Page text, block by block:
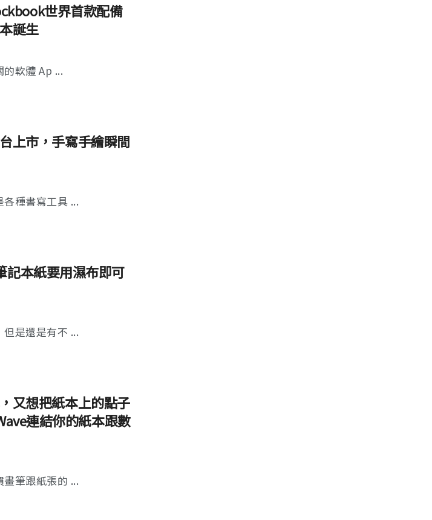
世界首款配備
誕生
軟體 Ap ...
上市，手寫手繪瞬間
種書寫工具 ...
本紙要用濕布即可
是還是有不 ...
又想把紙本上的點子
連結你的紙本跟數
筆跟紙張的 ...